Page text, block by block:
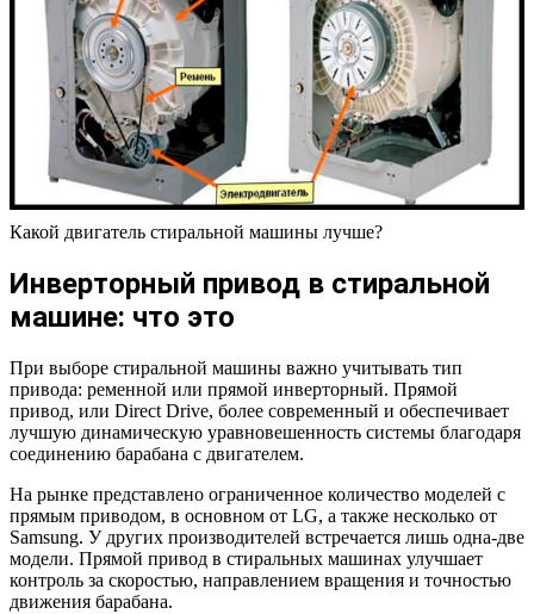
Какой двигатель стиральной машины лучше?
Инверторный привод в стиральной
машине: что это
При выборе стиральной машины важно учитывать тип
привода: ременной или прямой инверторный. Прямой
привод, или Direct Drive, более современный и обеспечивает
лучшую динамическую уравновешенность системы благодаря
соединению барабана с двигателем.
На рынке представлено ограниченное количество моделей с
прямым приводом, в основном от LG, а также несколько от
Samsung. У других производителей встречается лишь одна-две
модели. Прямой привод в стиральных машинах улучшает
контроль за скоростью, направлением вращения и точностью
движения барабана.